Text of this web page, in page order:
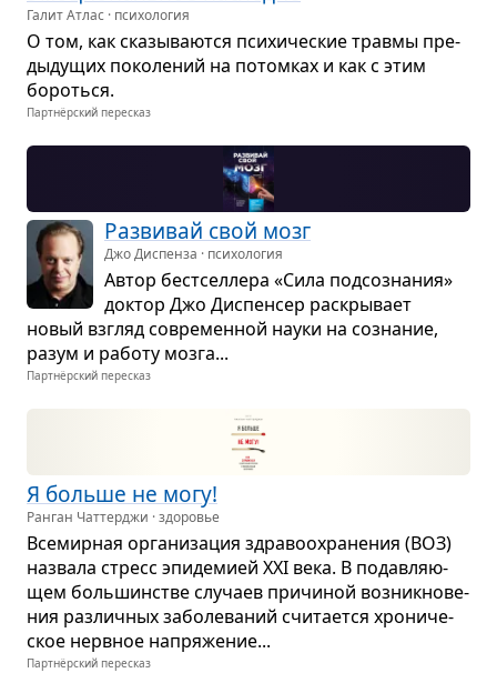
Галит Атлас · психология
О том, как ска­зы­ва­ются пси­хи­че­ские травмы пре­
ды­ду­щих поко­ле­ний на потом­ках и как с этим
бороться.
Партнёрский пересказ
Раз­ви­вай свой мозг
Джо Диспенза · психология
Автор бест­сел­лера «Сила под­со­зна­ния»
док­тор Джо Дис­пен­сер рас­кры­вает
новый взгляд совре­мен­ной науки на созна­ние,
разум и работу мозга...
Партнёрский пересказ
Я больше не могу!
Ранган Чаттерджи · здоровье
Все­мир­ная орга­ни­за­ция здра­во­охра­не­ния (ВОЗ)
назвала стресс эпи­де­мией XXI века. В подав­ля­ю­
щем боль­шин­стве слу­чаев при­чи­ной воз­ник­но­ве­
ния раз­лич­ных забо­ле­ва­ний счи­та­ется хро­ни­че­
ское нерв­ное напря­же­ние...
Партнёрский пересказ